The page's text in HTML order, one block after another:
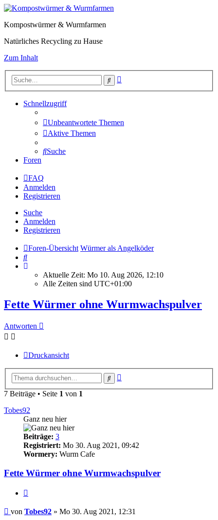
Kompostwürmer & Wurmfarmen
Natürliches Recycling zu Hause
Zum Inhalt
Suche
Schnellzugriff
Unbeantwortete Themen
Aktive Themen
Suche
Foren
FAQ
Anmelden
Registrieren
Suche
Anmelden
Registrieren
Foren-Übersicht Würmer als Angelköder
Suche
Aktuelle Zeit: Mo 10. Aug 2026, 12:10
Alle Zeiten sind UTC+01:00
Fette Würmer ohne Wurmwachspulver
Antworten
Druckansicht
Suche
7 Beiträge • Seite 1 von 1
Tobes92
Ganz neu hier
Beiträge: 3
Registriert: Mo 30. Aug 2021, 09:42
Wormery: Wurm Cafe
Fette Würmer ohne Wurmwachspulver
Beitrag
von Tobes92 » Mo 30. Aug 2021, 12:31